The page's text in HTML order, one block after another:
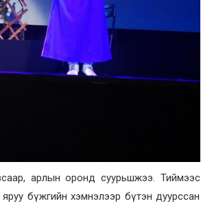
арлын оронд суурьшжээ. Тиймээс
бүжгийн хэмнэлээр бүтэн дуурссан